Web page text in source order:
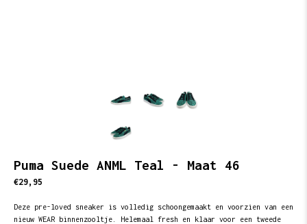
Puma Suede ANML Teal - Maat 46
€29,95
Deze pre-loved sneaker is volledig schoongemaakt en voorzien van een
nieuw WEAR binnenzooltje. Helemaal fresh en klaar voor een tweede